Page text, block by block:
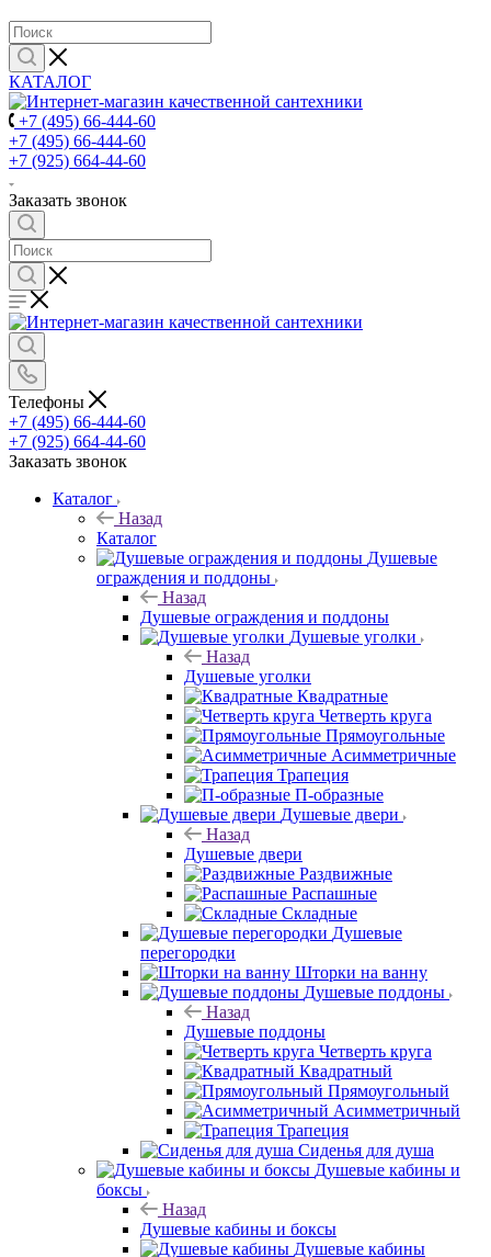
КАТАЛОГ
+7 (495) 66-444-60
+7 (495) 66-444-60
+7 (925) 664-44-60
Заказать звонок
Телефоны
+7 (495) 66-444-60
+7 (925) 664-44-60
Заказать звонок
Каталог
Назад
Каталог
Душевые
ограждения и поддоны
Назад
Душевые ограждения и поддоны
Душевые уголки
Назад
Душевые уголки
Квадратные
Четверть круга
Прямоугольные
Асимметричные
Трапеция
П-образные
Душевые двери
Назад
Душевые двери
Раздвижные
Распашные
Складные
Душевые
перегородки
Шторки на ванну
Душевые поддоны
Назад
Душевые поддоны
Четверть круга
Квадратный
Прямоугольный
Асимметричный
Трапеция
Сиденья для душа
Душевые кабины и
боксы
Назад
Душевые кабины и боксы
Душевые кабины